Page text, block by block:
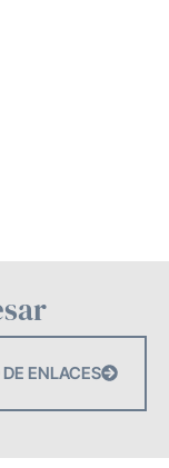
ENLACES